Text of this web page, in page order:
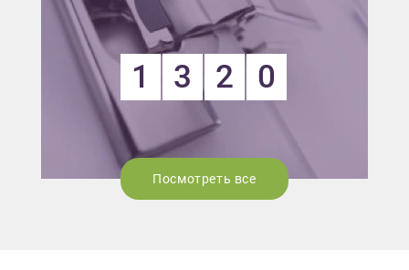
1 3 2 0
Посмотреть все